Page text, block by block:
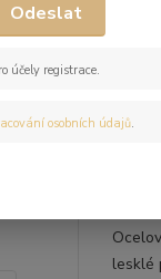
Urchin s krystaly
lesklé
Odeslat
účely registrace.
osobních údajů.